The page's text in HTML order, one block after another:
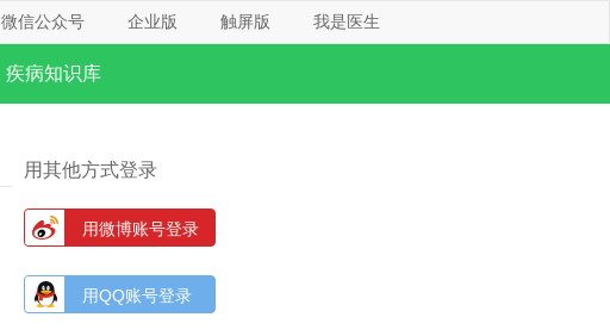
微信公众号 企业版 触屏版 我是医生
疾病知识库
用其他方式登录
用微博账号登录
用QQ账号登录